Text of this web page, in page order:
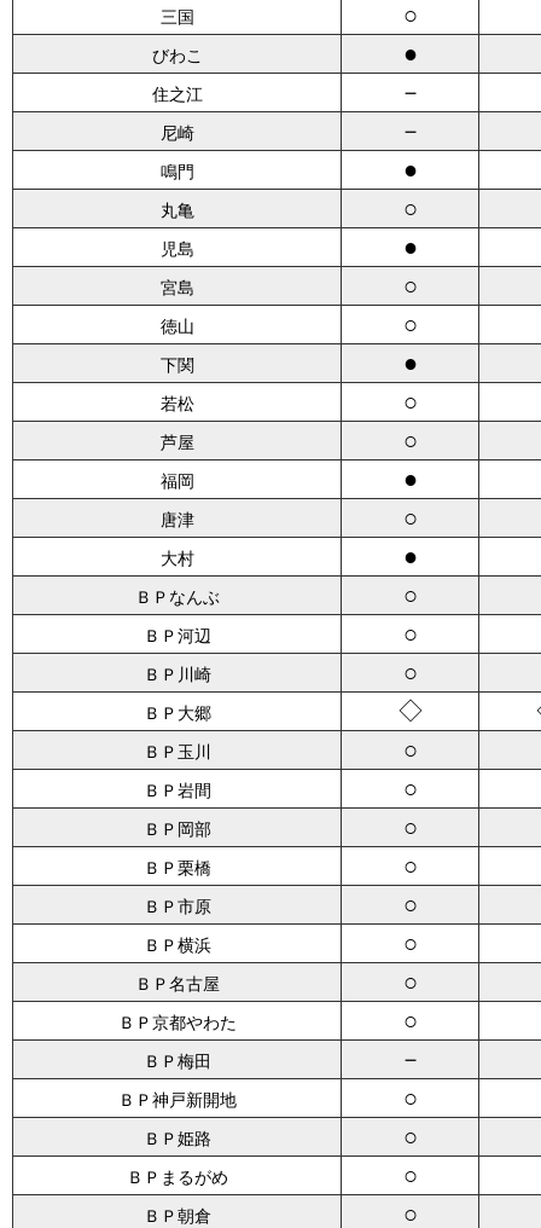
三国 ○
びわこ ●
住之江 －
尼崎 －
鳴門 ●
丸亀 ○
児島 ●
宮島 ○
徳山 ○
下関 ●
若松 ○
芦屋 ○
福岡 ●
唐津 ○
大村 ●
ＢＰなんぶ ○
ＢＰ河辺 ○
ＢＰ川崎 ○
ＢＰ大郷 ◇
ＢＰ玉川 ○
ＢＰ岩間 ○
ＢＰ岡部 ○
ＢＰ栗橋 ○
ＢＰ市原 ○
ＢＰ横浜 ○
ＢＰ名古屋 ○
ＢＰ京都やわた ○
ＢＰ梅田 －
ＢＰ神戸新開地 ○
ＢＰ姫路 ○
ＢＰまるがめ ○
ＢＰ朝倉 ○